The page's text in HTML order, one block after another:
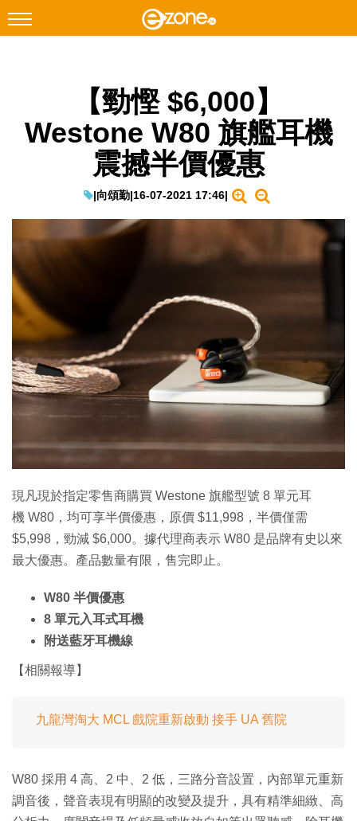
Instagram
科技焦點
教學評測
EduTech
IT Times
生成式AI與雲端應用
Enterprise Digital Transformation
特集
【勁慳 $6,000】
Westone W80 旗艦耳機
震撼半價優惠
|向頌勤|16-07-2021 17:46|
現凡現於指定零售商購買 Westone 旗艦型號 8 單元耳
機 W80，均可享半價優惠，原價 $11,998，半價僅需
$5,998，勁減 $6,000。據代理商表示 W80 是品牌有史以來
最大優惠。產品數量有限，售完即止。
W80 半價優惠
8 單元入耳式耳機
附送藍牙耳機線
【相關報導】
九龍灣淘大 MCL 戲院重新啟動 接手 UA 舊院
W80 採用 4 高、2 中、2 低，三路分音設置，內部單元重新
調音後，聲音表現有明顯的改變及提升，具有精準細緻、高